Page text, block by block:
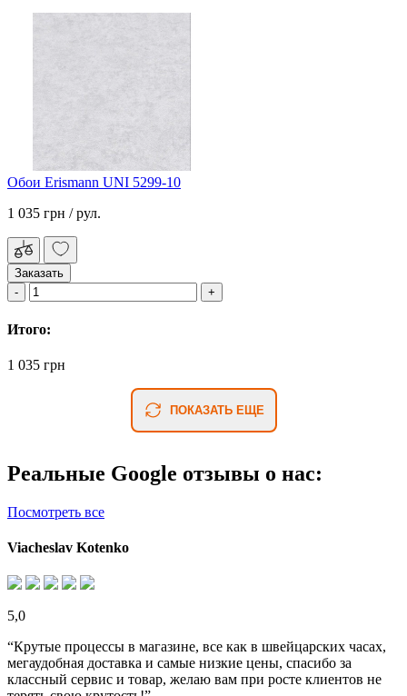
Обои Erismann UNI 5299-10
1 035 грн / рул.
Заказать
Итого:
1 035 грн
ПОКАЗАТЬ ЕЩЕ
Реальные Google отзывы о нас:
Посмотреть все
Viacheslav Kotenko
5,0
“Крутые процессы в магазине, все как в швейцарских часах,
мегаудобная доставка и самые низкие цены, спасибо за
классный сервис и товар, желаю вам при росте клиентов не